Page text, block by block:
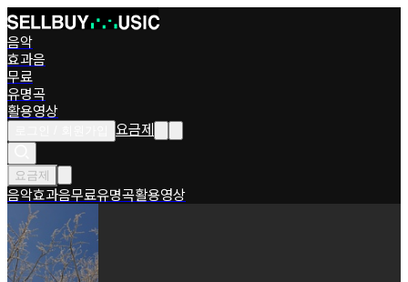
음악
효과음
무료
유명곡
활용영상
요금제
요금제
음악효과음무료유명곡활용영상